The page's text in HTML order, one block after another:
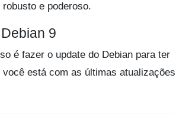
e poderoso.
9
é fazer o update do Debian para ter
você está com as últimas atualizações